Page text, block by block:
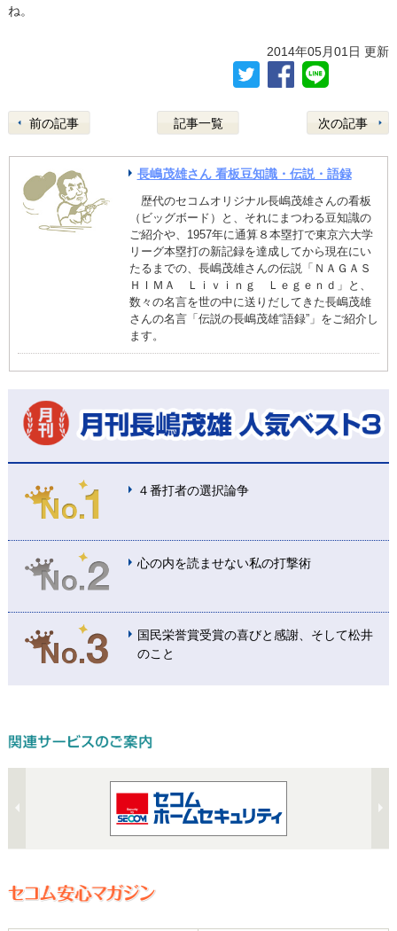
ね。
2014年05月01日 更新
前の記事 記事一覧 次の記事
長嶋茂雄さん 看板豆知識・伝説・語録
歴代のセコムオリジナル長嶋茂雄さんの看板
（ビッグボード）と、それにまつわる豆知識の
ご紹介や、1957年に通算８本塁打で東京六大学
リーグ本塁打の新記録を達成してから現在にい
たるまでの、長嶋茂雄さんの伝説「ＮＡＧＡＳ
ＨＩＭＡ Ｌｉｖｉｎｇ Ｌｅｇｅｎｄ」と、
数々の名言を世の中に送りだしてきた長嶋茂雄
さんの名言「伝説の長嶋茂雄“語録”」をご紹介し
ます。
４番打者の選択論争
心の内を読ませない私の打撃術
国民栄誉賞受賞の喜びと感謝、そして松井
のこと